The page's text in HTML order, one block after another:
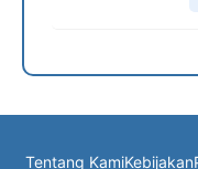
Tentang KamiKebijakan